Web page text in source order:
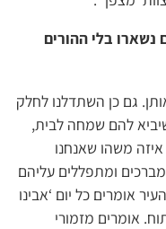
בלי ההורים
גם כן השתדלנו לחלק
להם שמחה לבית,
משהו שאנחנו
ומתפללים עליהם
אומרים כל יום ‘אבינו
אומרים מזמורי